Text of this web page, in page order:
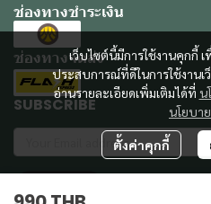
เว็บไซต์นี้มีการใช้งานคุกกี้
ประสบการณ์ที่ดีในการใช้งาน
อ่านรายละเอียดเพิ่มเติมได้ที่ น
นโยบา
ตั้งค่าคุกกี้
ช่องทางชำระเงิน
ช่องทางจัดส่ง
SUBSCRIBE